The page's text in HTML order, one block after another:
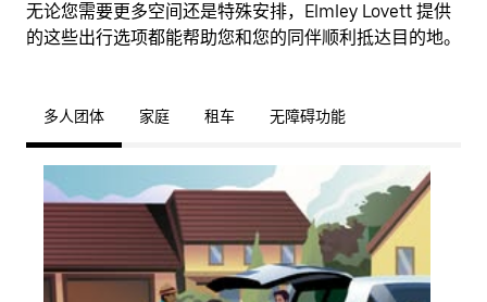
无论您需要更多空间还是特殊安排，Elmley Lovett 提供
的这些出行选项都能帮助您和您的同伴顺利抵达目的地。
多人团体 家庭 租车 无障碍功能